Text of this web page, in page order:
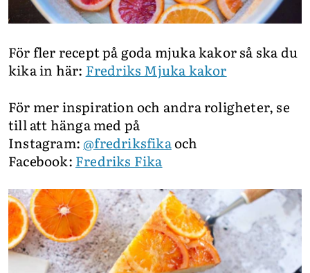
För fler recept på goda mjuka kakor så ska du
kika in här: Fredriks Mjuka kakor
För mer inspiration och andra roligheter, se
till att hänga med på
Instagram: @fredriksfikaoch
Facebook: Fredriks Fika